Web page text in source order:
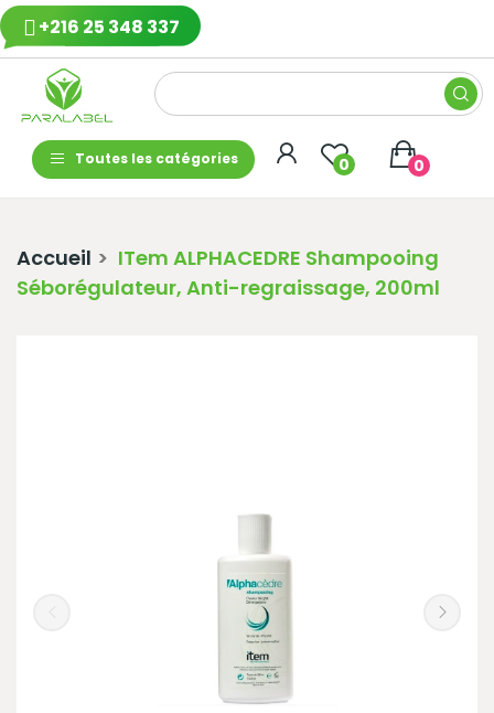
+216 25 348 337
Toutes les catégories 0 0
Accueil
ITem ALPHACEDRE Shampooing
Séborégulateur, Anti-regraissage, 200ml